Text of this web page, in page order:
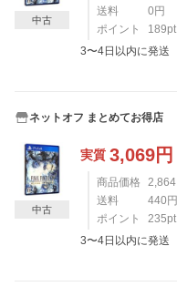
送料
0 円
ポイント
189pt
3〜4日以内に発送
中古
ネットオフ まとめてお得店
実質 3,069円
商品価格 2,864
送料
440 円
ポイント
235pt
3〜4日以内に発送
中古